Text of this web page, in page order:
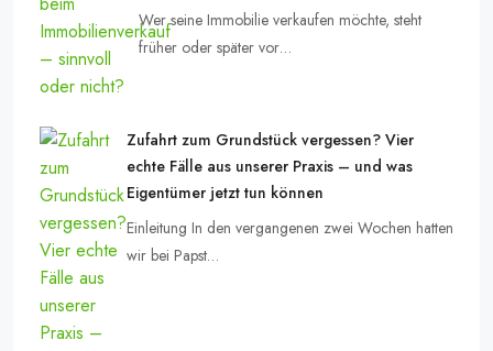
Wer seine Immobilie verkaufen möchte, steht
früher oder später vor…
Zufahrt zum Grundstück vergessen? Vier
echte Fälle aus unserer Praxis – und was
Eigentümer jetzt tun können
Einleitung In den vergangenen zwei Wochen hatten
wir bei Papst…